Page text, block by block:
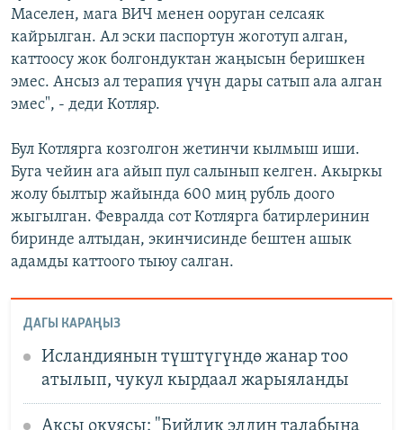
Маселен, мага ВИЧ менен ооруган селсаяк
кайрылган. Ал эски паспортун жоготуп алган,
каттоосу жок болгондуктан жаңысын беришкен
эмес. Ансыз ал терапия үчүн дары сатып ала алган
эмес", - деди Котляр.
Бул Котлярга козголгон жетинчи кылмыш иши.
Буга чейин ага айып пул салынып келген. Акыркы
жолу былтыр жайында 600 миң рубль доого
жыгылган. Февралда сот Котлярга батирлеринин
биринде алтыдан, экинчисинде бештен ашык
адамды каттоого тыюу салган.
ДАГЫ КАРАҢЫЗ
Исландиянын түштүгүндө жанар тоо
атылып, чукул кырдаал жарыяланды
Аксы окуясы: "Бийлик элдин талабына